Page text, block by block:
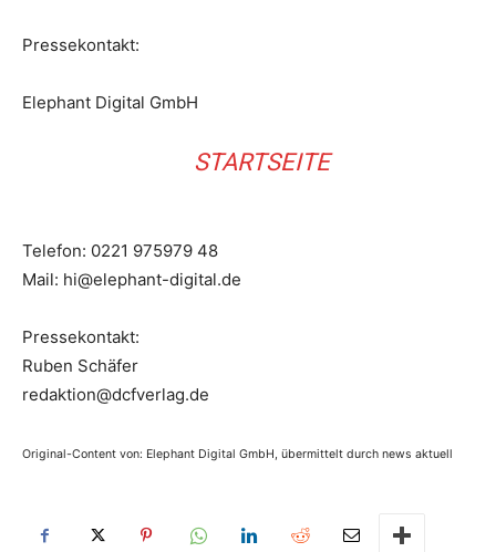
Pressekontakt:
Elephant Digital GmbH
STARTSEITE
Telefon: 0221 975979 48
Mail: hi@elephant-digital.de
Pressekontakt:
Ruben Schäfer
redaktion@dcfverlag.de
Original-Content von: Elephant Digital GmbH, übermittelt durch news aktuell